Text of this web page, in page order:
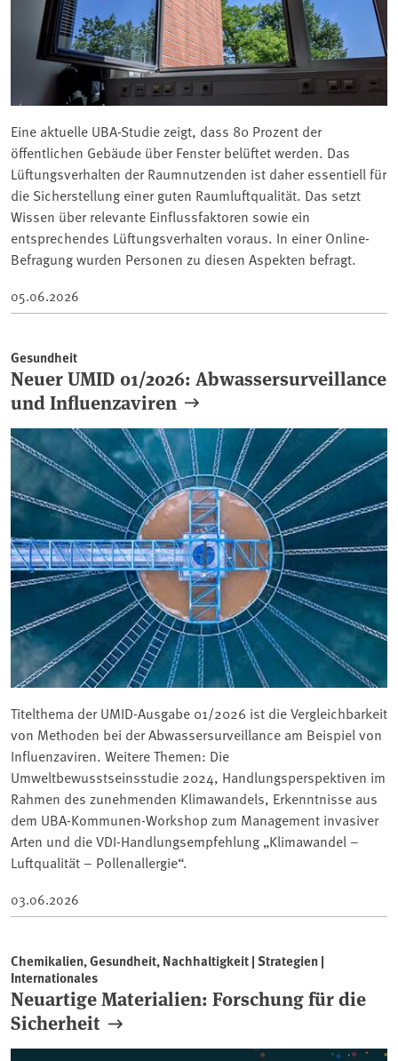
Eine aktuelle UBA-Studie zeigt, dass 80 Prozent der
öffentlichen Gebäude über Fenster belüftet werden. Das
Lüftungsverhalten der Raumnutzenden ist daher essentiell für
die Sicherstellung einer guten Raumluftqualität. Das setzt
Wissen über relevante Einflussfaktoren sowie ein
entsprechendes Lüftungsverhalten voraus. In einer Online-
Befragung wurden Personen zu diesen Aspekten befragt.
05.06.2026
Gesundheit
Neuer UMID 01/2026: Abwassersurveillance
und Influenzaviren
Titelthema der UMID-Ausgabe 01/2026 ist die Vergleichbarkeit
von Methoden bei der Abwassersurveillance am Beispiel von
Influenzaviren. Weitere Themen: Die
Umweltbewusstseinsstudie 2024, Handlungsperspektiven im
Rahmen des zunehmenden Klimawandels, Erkenntnisse aus
dem UBA-Kommunen-Workshop zum Management invasiver
Arten und die VDI-Handlungsempfehlung „Klimawandel –
Luftqualität – Pollenallergie“.
03.06.2026
Chemikalien, Gesundheit, Nachhaltigkeit | Strategien |
Internationales
Neuartige Materialien: Forschung für die
Sicherheit